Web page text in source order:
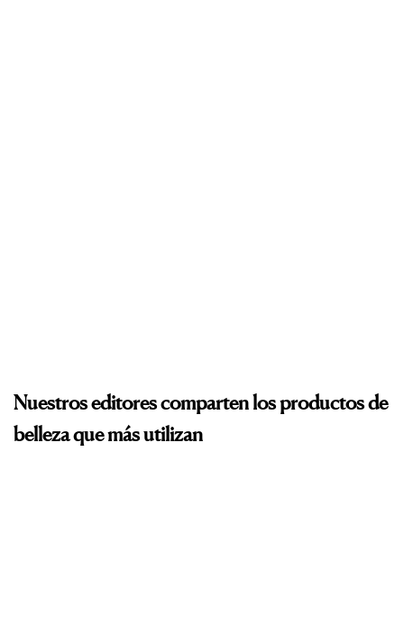
Nuestros editores comparten los productos de
belleza que más utilizan